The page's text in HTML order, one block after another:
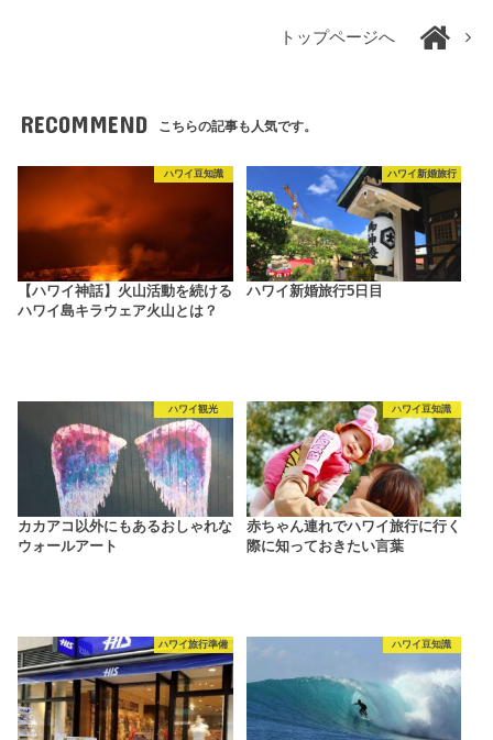
トップページへ
RECOMMEND こちらの記事も人気です。
ハワイ豆知識
【ハワイ神話】火山活動を続ける
ハワイ島キラウェア火山とは？
ハワイ新婚旅行
ハワイ新婚旅行5日目
ハワイ観光
カカアコ以外にもあるおしゃれな
ウォールアート
ハワイ豆知識
赤ちゃん連れでハワイ旅行に行く
際に知っておきたい言葉
ハワイ旅行準備 ハワイ豆知識